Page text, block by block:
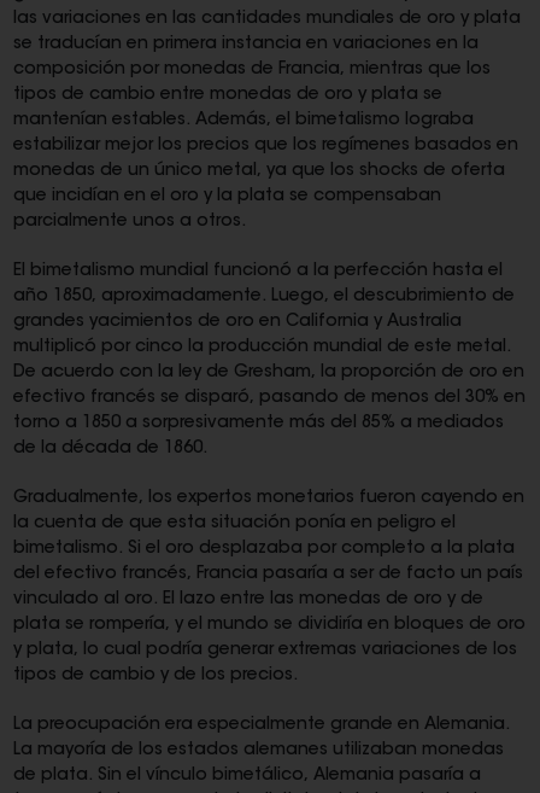
las variaciones en las cantidades mundiales de oro y plata
se traducían en primera instancia en variaciones en la
composición por monedas de Francia, mientras que los
tipos de cambio entre monedas de oro y plata se
mantenían estables. Además, el bimetalismo lograba
estabilizar mejor los precios que los regímenes basados en
monedas de un único metal, ya que los shocks de oferta
que incidían en el oro y la plata se compensaban
parcialmente unos a otros.
El bimetalismo mundial funcionó a la perfección hasta el
año 1850, aproximadamente. Luego, el descubrimiento de
grandes yacimientos de oro en California y Australia
multiplicó por cinco la producción mundial de este metal.
De acuerdo con la ley de Gresham, la proporción de oro en
efectivo francés se disparó, pasando de menos del 30% en
torno a 1850 a sorpresivamente más del 85% a mediados
de la década de 1860.
Gradualmente, los expertos monetarios fueron cayendo en
la cuenta de que esta situación ponía en peligro el
bimetalismo. Si el oro desplazaba por completo a la plata
del efectivo francés, Francia pasaría a ser de facto un país
vinculado al oro. El lazo entre las monedas de oro y de
plata se rompería, y el mundo se dividiría en bloques de oro
y plata, lo cual podría generar extremas variaciones de los
tipos de cambio y de los precios.
La preocupación era especialmente grande en Alemania.
La mayoría de los estados alemanes utilizaban monedas
de plata. Sin el vínculo bimetálico, Alemania pasaría a